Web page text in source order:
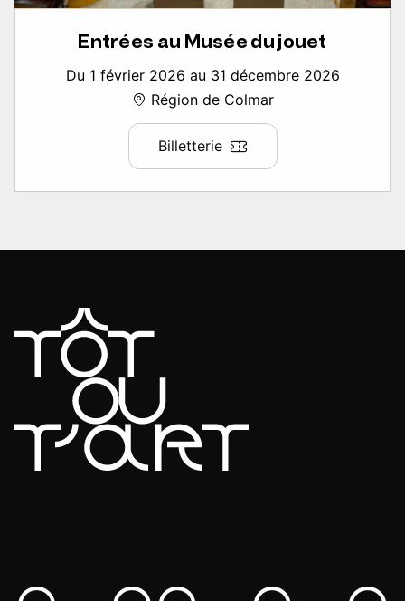
Entrées au Musée du jouet
Du 1 février 2026 au 31 décembre 2026
Région de Colmar
Billetterie